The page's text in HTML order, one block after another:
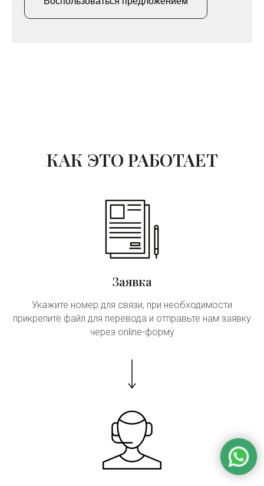
КАК ЭТО РАБОТАЕТ
Заявка
Укажите номер для связи, при необходимости
прикрепите файл для перевода и отправьте нам заявку
через online-форму